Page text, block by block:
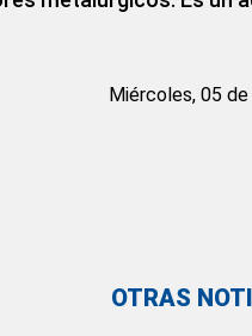
Miércoles, 05
OTRAS